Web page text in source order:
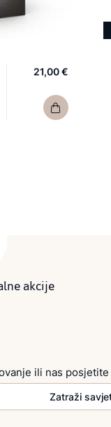
21,00 €
akcije
ili nas
Zatraži